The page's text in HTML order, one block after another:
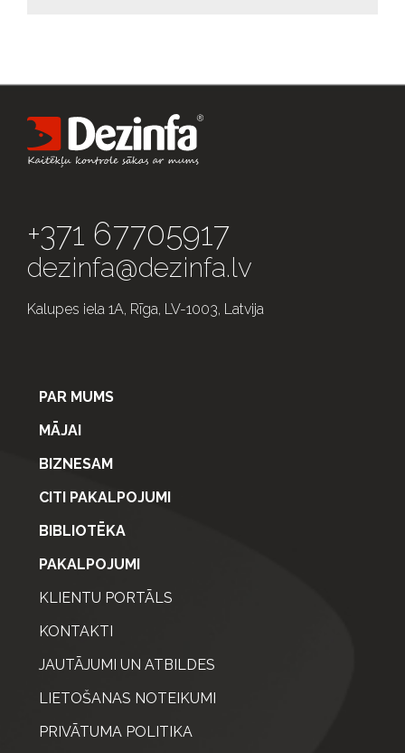
+371 67705917
dezinfa@dezinfa.lv
Kalupes iela 1A, Rīga, LV-1003, Latvija
PAR MUMS
MĀJAI
BIZNESAM
CITI PAKALPOJUMI
BIBLIOTĒKA
PAKALPOJUMI
KLIENTU PORTĀLS
KONTAKTI
JAUTĀJUMI UN ATBILDES
LIETOŠANAS NOTEIKUMI
PRIVĀTUMA POLITIKA